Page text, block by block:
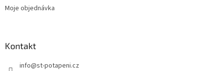
Moje objednávka
Kontakt
info@st-potapeni.cz